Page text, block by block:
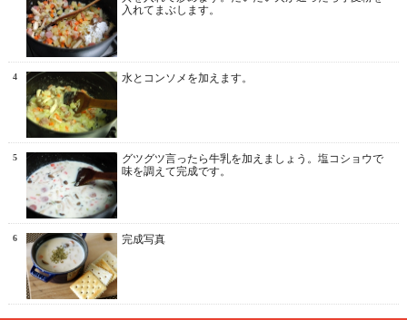
入れてまぶします。
4 水とコンソメを加えます。
5
グツグツ言ったら牛乳を加えましょう。塩コショウで
味を調えて完成です。
6 完成写真